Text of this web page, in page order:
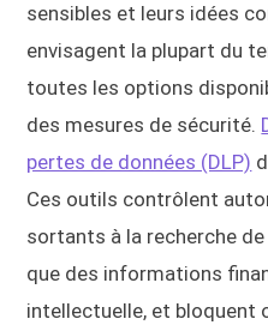
sensibles et leurs idées
envisagent la plupart du
toutes les options
des mesures de sécurité.
pertes de données (DLP)
Ces outils contrôlent
sortants à la recherche
que des informations
intellectuelle, et bloquent